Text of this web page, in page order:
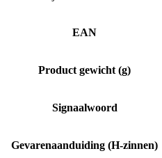
EAN
Product gewicht (g)
Signaalwoord
Gevarenaanduiding (H-zinnen)